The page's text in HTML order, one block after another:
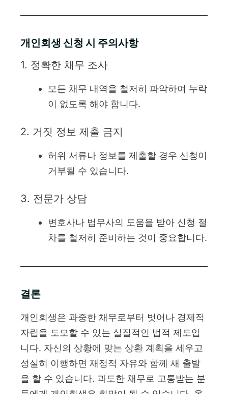
개인회생 신청 시 주의사항
1. 정확한 채무 조사
모든 채무 내역을 철저히 파악하여 누락
이 없도록 해야 합니다.
2. 거짓 정보 제출 금지
허위 서류나 정보를 제출할 경우 신청이
거부될 수 있습니다.
3. 전문가 상담
변호사나 법무사의 도움을 받아 신청 절
차를 철저히 준비하는 것이 중요합니다.
결론
개인회생은 과중한 채무로부터 벗어나 경제적
자립을 도모할 수 있는 실질적인 법적 제도입
니다. 자신의 상황에 맞는 상환 계획을 세우고
성실히 이행하면 재정적 자유와 함께 새 출발
을 할 수 있습니다. 과도한 채무로 고통받는 분